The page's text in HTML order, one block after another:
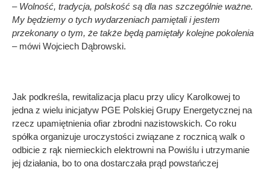
– Wolność, tradycja, polskość są dla nas szczególnie ważne.
My będziemy o tych wydarzeniach pamiętali i jestem
przekonany o tym, że także będą pamiętały kolejne pokolenia
–mówi Wojciech Dąbrowski.
Jak podkreśla, rewitalizacja placu przy ulicy Karolkowej to
jedna z wielu inicjatyw PGE Polskiej Grupy Energetycznej na
rzecz upamiętnienia ofiar zbrodni nazistowskich. Co roku
spółka organizuje uroczystości związane z rocznicą walk o
odbicie z rąk niemieckich elektrowni na Powiślu i utrzymanie
jej działania, bo to ona dostarczała prąd powstańczej